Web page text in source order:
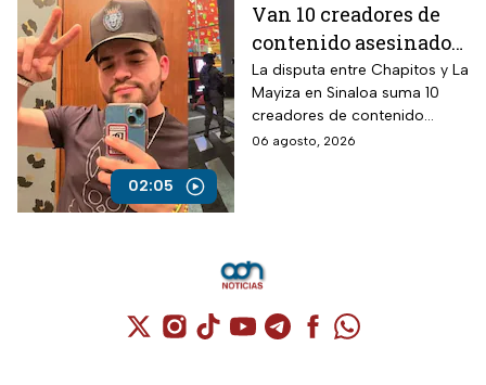
02:05
Van 10 creadores de
contenido asesinados
desde la guerra entre
Chapitos y La Mayiza
La disputa entre Chapitos y La
Mayiza en Sinaloa suma 10
creadores de contenido
asesinados desde septiembre
06 agosto, 2026
Cuenta de X / Twitter (se abre en una
Cuenta de Instagram (se abre en una
Cuenta de TikTok (se abre en
Cuenta de YouTube (se abre
Cuenta de Telegram (se
Cuenta de
Cuenta de